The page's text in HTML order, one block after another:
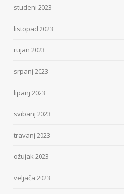
studeni 2023
listopad 2023
rujan 2023
srpanj 2023
lipanj 2023
svibanj 2023
travanj 2023
ožujak 2023
veljača 2023